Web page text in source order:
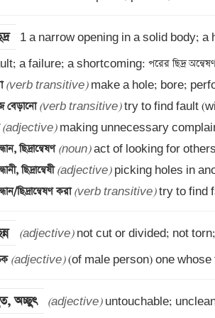
1 a narrow opening in a solid body;
(verb transitive)
বেড়ানো (verb transitive)
(adjective)
ছিদ্রান্বেষণ (noun)
ছিদ্রান্বেষী (adjective)
ছিদ্রান্বেষণ করা (verb transitive) try to find
(adjective)
(adjective) (of male person) one
অচ্ছুৎ (adjective) untouchable;